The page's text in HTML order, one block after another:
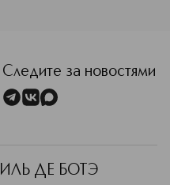
Следите за новостями
ИЛЬ ДЕ БОТЭ